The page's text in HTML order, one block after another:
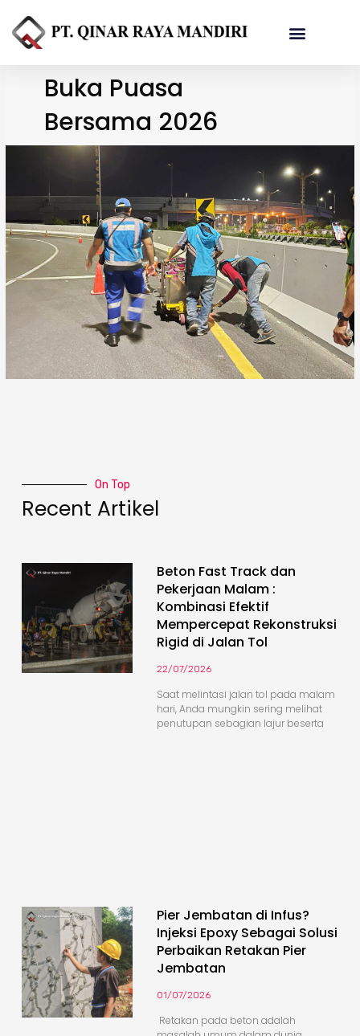
Buka Puasa
Bersama 2026
On Top
Recent Artikel
Beton Fast Track dan
Pekerjaan Malam :
Kombinasi Efektif
Mempercepat Rekonstruksi
Rigid di Jalan Tol
22/07/2026
Saat melintasi jalan tol pada malam
hari, Anda mungkin sering melihat
penutupan sebagian lajur beserta
Pier Jembatan di Infus?
Injeksi Epoxy Sebagai Solusi
Perbaikan Retakan Pier
Jembatan
01/07/2026
Retakan pada beton adalah